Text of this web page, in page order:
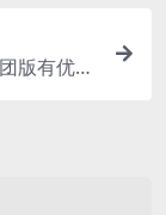
版有优惠